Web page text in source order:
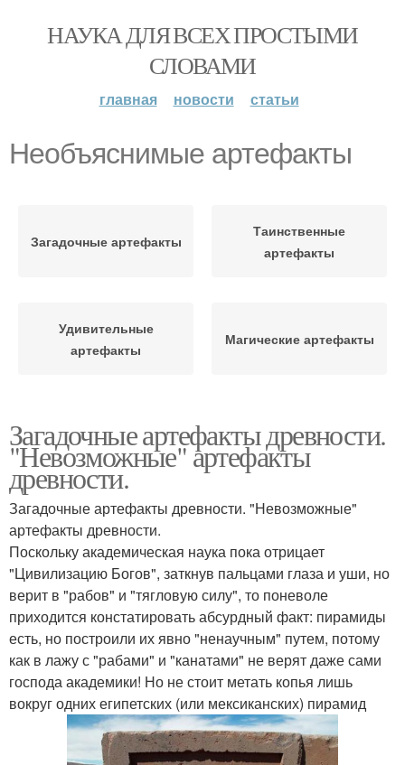
НАУКА ДЛЯ ВСЕХ ПРОСТЫМИ
СЛОВАМИ
главная новости статьи
Необъяснимые артефакты
Загадочные артефакты
Таинственные
артефакты
Удивительные
артефакты
Магические артефакты
Загадочные артефакты древности.
"Невозможные" артефакты
древности.
Загадочные артефакты древности. "Невозможные"
артефакты древности.
Поскольку академическая наука пока отрицает
"Цивилизацию Богов", заткнув пальцами глаза и уши, но
верит в "рабов" и "тягловую силу", то поневоле
приходится констатировать абсурдный факт: пирамиды
есть, но построили их явно "ненаучным" путем, потому
как в лажу с "рабами" и "канатами" не верят даже сами
господа академики! Но не стоит метать копья лишь
вокруг одних египетских (или мексиканских) пирамид